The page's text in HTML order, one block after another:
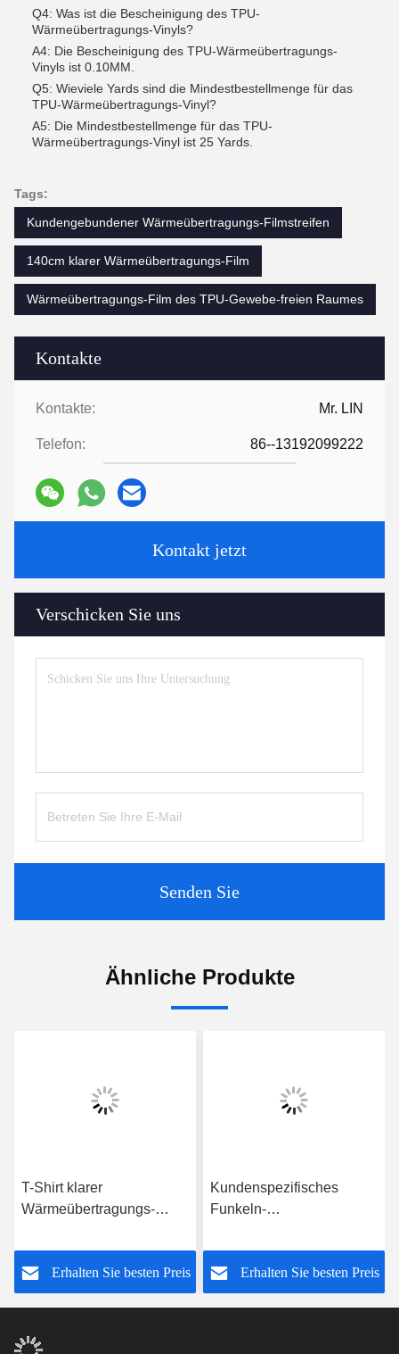
Kontakte
Kontakte: Mr. LIN
Telefon: 86--13192099222
Kontakt jetzt
Verschicken Sie uns
Senden Sie
Q4: Was ist die Bescheinigung des TPU-
Wärmeübertragungs-Vinyls?
A4: Die Bescheinigung des TPU-Wärmeübertragungs-
Vinyls ist 0.10MM.
Q5: Wieviele Yards sind die Mindestbestellmenge für das
TPU-Wärmeübertragungs-Vinyl?
A5: Die Mindestbestellmenge für das TPU-
Wärmeübertragungs-Vinyl ist 25 Yards.
Tags:
Kundengebundener Wärmeübertragungs-Filmstreifen
140cm klarer Wärmeübertragungs-Film
Wärmeübertragungs-Film des TPU-Gewebe-freien Raumes
Ähnliche Produkte
T-Shirt klarer
Wärmeübertragungs-
freundlicher Vinylfilm
Erhalten Sie besten Preis
Kundenspezifisches
Funkeln-
bedeckt für Textilgewebe
Erhalten Sie besten Preis